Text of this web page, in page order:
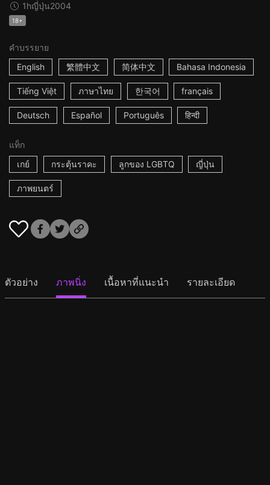
1hญี่ปุ่น2004
18+
คำบรรยาย
English
繁體中文 简体中文 Bahasa Indonesia
Tiếng Việt ภาษาไทย 한국어 français
Deutsch Español Português हिन्दी
แท็ก
เกย์
กระตุ้นราคะ ลูกของ LGBTQ ญี่ปุ่น
ภาพยนตร์
ตัวอย่าง ภาพนิ่ง เนื้อหาที่แนะนำ รายละเอียด